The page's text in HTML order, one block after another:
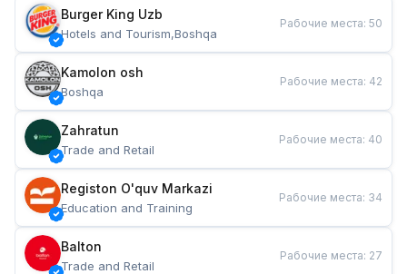
Burger King Uzb
Hotels and Tourism,Boshqa
Рабочие места: 50
Kamolon osh
Boshqa
Рабочие места: 42
Zahratun
Trade and Retail
Рабочие места: 40
Registon O'quv Markazi
Education and Training
Рабочие места: 34
Balton
Trade and Retail
Рабочие места: 27